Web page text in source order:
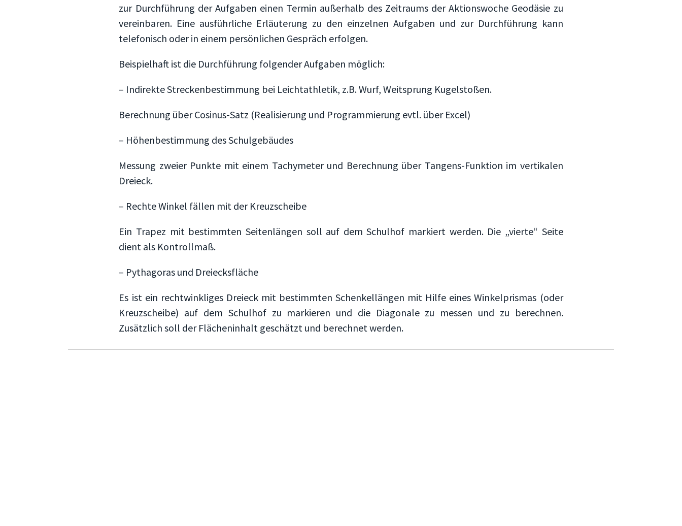
zur Durchführung der Aufgaben einen Termin außerhalb des Zeitraums der Aktionswoche Geodäsie zu
vereinbaren. Eine ausführliche Erläuterung zu den einzelnen Aufgaben und zur Durchführung kann
telefonisch oder in einem persönlichen Gespräch erfolgen.
Beispielhaft ist die Durchführung folgender Aufgaben möglich:
– Indirekte Streckenbestimmung bei Leichtathletik, z.B. Wurf, Weitsprung Kugelstoßen.
Berechnung über Cosinus-Satz (Realisierung und Programmierung evtl. über Excel)
– Höhenbestimmung des Schulgebäudes
Messung zweier Punkte mit einem Tachymeter und Berechnung über Tangens-Funktion im vertikalen
Dreieck.
– Rechte Winkel fällen mit der Kreuzscheibe
Ein Trapez mit bestimmten Seitenlängen soll auf dem Schulhof markiert werden. Die „vierte“ Seite
dient als Kontrollmaß.
– Pythagoras und Dreiecksfläche
Es ist ein rechtwinkliges Dreieck mit bestimmten Schenkellängen mit Hilfe eines Winkelprismas (oder
Kreuzscheibe) auf dem Schulhof zu markieren und die Diagonale zu messen und zu berechnen.
Zusätzlich soll der Flächeninhalt geschätzt und berechnet werden.